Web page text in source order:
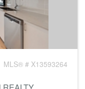
MLS® # X13593264